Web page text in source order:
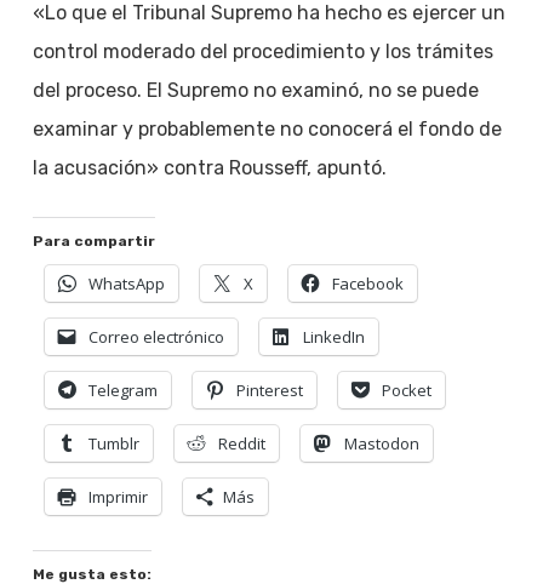
«Lo que el Tribunal Supremo ha hecho es ejercer un
control moderado del procedimiento y los trámites
del proceso. El Supremo no examinó, no se puede
examinar y probablemente no conocerá el fondo de
la acusación» contra Rousseff, apuntó.
Para compartir
WhatsApp X Facebook
Correo electrónico LinkedIn
Telegram Pinterest Pocket
Tumblr Reddit Mastodon
Imprimir Más
Me gusta esto: